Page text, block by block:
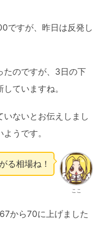
ですが、昨日は反発し
たのですが、3日の下
ていますね。
ないとお伝えしまし
うです。
ここ
る相場ね！
から70に上げました